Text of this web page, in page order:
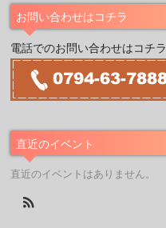
お問い合わせはコチラ
電話でのお問い合わせはコチラ
直近のイベント
直近のイベントはありません。